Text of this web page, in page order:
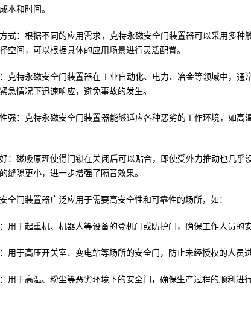
本和时间。
式：根据不同的应用需求，克特永磁安全门装置器可以采用多
空间，可以根据具体的应用场景进行灵活配置。
克特永磁安全门装置器在工业自动化、电力、冶金等领域中，
急情况下迅速响应，避免事故的发生。
强：克特永磁安全门装置器能够适应各种恶劣的工作环境，如
：磁吸原理使得门锁在关闭后可以贴合，即使受外力推动也几
缝隙更小，进一步增强了隔音效果。
全门装置器广泛应用于需要高安全性和可靠性的场所，如：
用于起重机、机器人等设备的登机门或防护门，确保工作人员的安
用于高压开关室、变电站等场所的安全门，防止未经授权的人员进
用于高温、粉尘等恶劣环境下的安全门，确保生产过程的顺利进行